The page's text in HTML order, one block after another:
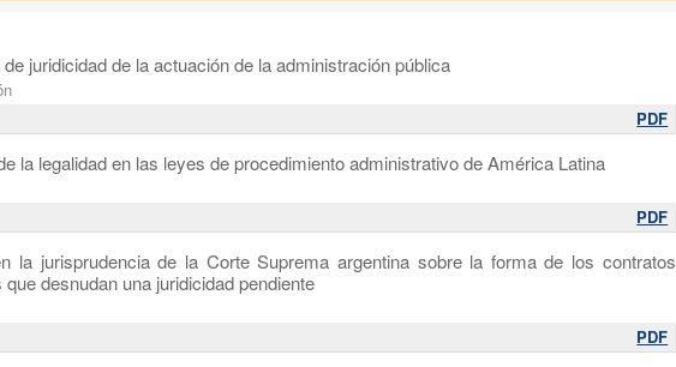
juridicidad de la actuación de la administración pública
PDF
la legalidad en las leyes de procedimiento administrativo de América Latina
PDF
la jurisprudencia de la Corte Suprema argentina sobre la forma de los contratos
desnudan una juridicidad pendiente
PDF